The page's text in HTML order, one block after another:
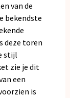
van de
bekendste
deze toren
stijl
zie je dit
een
is